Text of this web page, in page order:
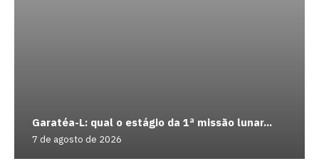
Garatéa-L: qual o estágio da 1ª missão lunar...
7 de agosto de 2026